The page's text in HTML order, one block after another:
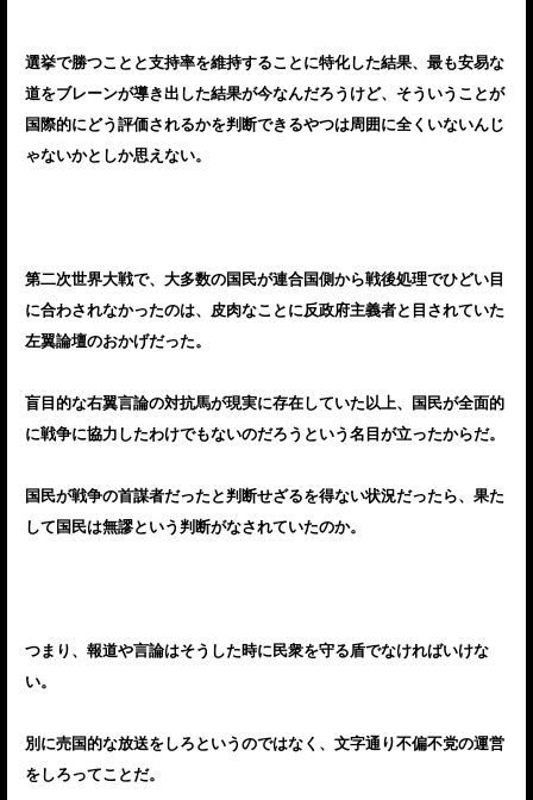
選挙で勝つことと支持率を維持することに特化した結果、最も安易な
道をブレーンが導き出した結果が今なんだろうけど、そういうことが
国際的にどう評価されるかを判断できるやつは周囲に全くいないんじ
ゃないかとしか思えない。
第二次世界大戦で、大多数の国民が連合国側から戦後処理でひどい目
に合わされなかったのは、皮肉なことに反政府主義者と目されていた
左翼論壇のおかげだった。
盲目的な右翼言論の対抗馬が現実に存在していた以上、国民が全面的
に戦争に協力したわけでもないのだろうという名目が立ったからだ。
国民が戦争の首謀者だったと判断せざるを得ない状況だったら、果た
して国民は無謬という判断がなされていたのか。
つまり、報道や言論はそうした時に民衆を守る盾でなければいけな
い。
別に売国的な放送をしろというのではなく、文字通り不偏不党の運営
をしろってことだ。